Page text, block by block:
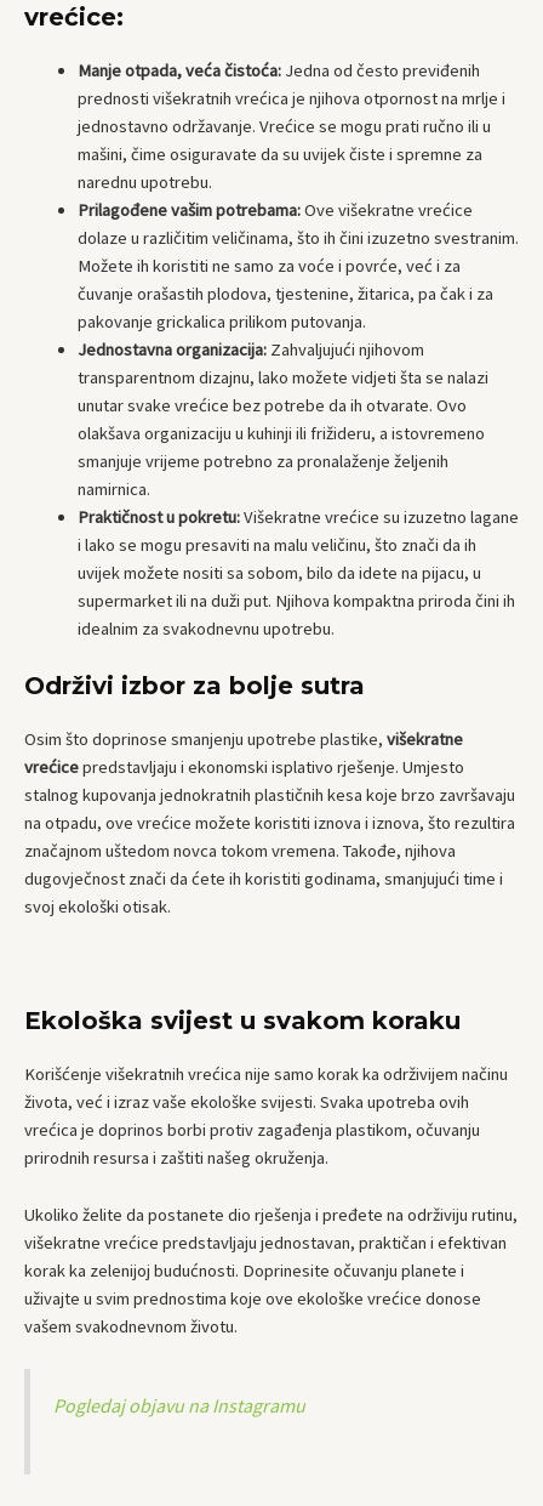
vrećice:
Manje otpada, veća čistoća:Jedna od često previđenih
prednosti višekratnih vrećica je njihova otpornost na mrlje i
jednostavno održavanje. Vrećice se mogu prati ručno ili u
mašini, čime osiguravate da su uvijek čiste i spremne za
narednu upotrebu.
Prilagođene vašim potrebama:Ove višekratne vrećice
dolaze u različitim veličinama, što ih čini izuzetno svestranim.
Možete ih koristiti ne samo za voće i povrće, već i za
čuvanje orašastih plodova, tjestenine, žitarica, pa čak i za
pakovanje grickalica prilikom putovanja.
Jednostavna organizacija:Zahvaljujući njihovom
transparentnom dizajnu, lako možete vidjeti šta se nalazi
unutar svake vrećice bez potrebe da ih otvarate. Ovo
olakšava organizaciju u kuhinji ili frižideru, a istovremeno
smanjuje vrijeme potrebno za pronalaženje željenih
namirnica.
Praktičnost u pokretu:Višekratne vrećice su izuzetno lagane
i lako se mogu presaviti na malu veličinu, što znači da ih
uvijek možete nositi sa sobom, bilo da idete na pijacu, u
supermarket ili na duži put. Njihova kompaktna priroda čini ih
idealnim za svakodnevnu upotrebu.
Održivi izbor za bolje sutra
Osim što doprinose smanjenju upotrebe plastike, višekratne
vrećicepredstavljaju i ekonomski isplativo rješenje. Umjesto
stalnog kupovanja jednokratnih plastičnih kesa koje brzo završavaju
na otpadu, ove vrećice možete koristiti iznova i iznova, što rezultira
značajnom uštedom novca tokom vremena. Takođe, njihova
dugovječnost znači da ćete ih koristiti godinama, smanjujući time i
svoj ekološki otisak.
Ekološka svijest u svakom koraku
Korišćenje višekratnih vrećica nije samo korak ka održivijem načinu
života, već i izraz vaše ekološke svijesti. Svaka upotreba ovih
vrećica je doprinos borbi protiv zagađenja plastikom, očuvanju
prirodnih resursa i zaštiti našeg okruženja.
Ukoliko želite da postanete dio rješenja i pređete na održiviju rutinu,
višekratne vrećice predstavljaju jednostavan, praktičan i efektivan
korak ka zelenijoj budućnosti. Doprinesite očuvanju planete i
uživajte u svim prednostima koje ove ekološke vrećice donose
vašem svakodnevnom životu.
Pogledaj objavu na Instagramu